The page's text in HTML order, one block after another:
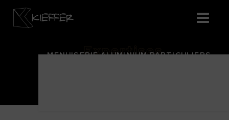
Expertises
MENUISERIE ALUMINIUM PARTICULIERS